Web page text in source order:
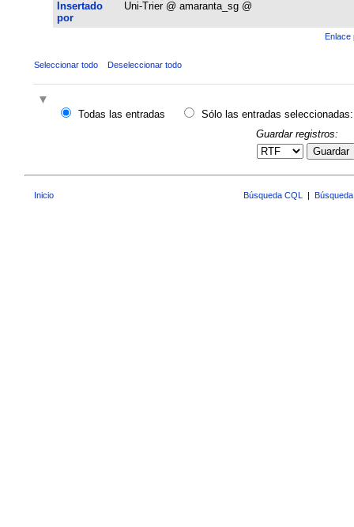
Insertado
por
Uni-Trier @ amaranta_sg @
Enlace
Seleccionar todo Deseleccionar todo
Todas las entradas
Sólo las entradas seleccionadas:
Guardar registros:
Guardar
Inicio Búsqueda CQL